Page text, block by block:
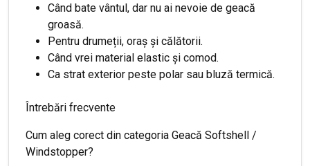
Când bate vântul, dar nu ai nevoie de geacă
groasă.
Pentru drumeții, oraș și călătorii.
Când vrei material elastic și comod.
Ca strat exterior peste polar sau bluză termică.
Întrebări frecvente
Cum aleg corect din categoria Geacă Softshell /
Windstopper?